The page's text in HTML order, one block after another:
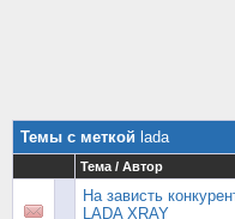
Темы с меткой lada
Тема / Автор
На зависть
LADA XRAY